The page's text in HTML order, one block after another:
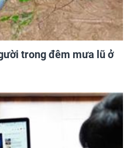
trong đêm mưa lũ ở